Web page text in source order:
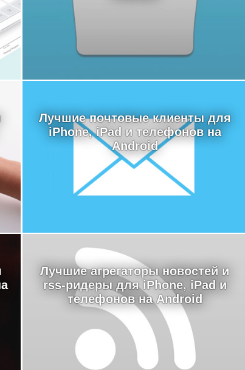
Лучшие почтовые клиенты для
iPhone, iPad и телефонов на
Android
Лучшие агрегаторы новостей и
rss-ридеры для iPhone, iPad и
телефонов на Android